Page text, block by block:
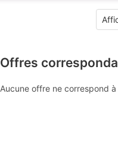
Offres
Aucune offre ne correspond